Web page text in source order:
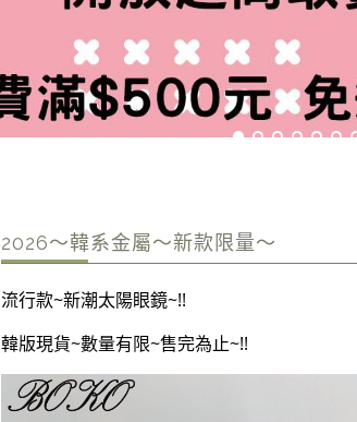
2026～韓系金屬～新款限量～
流行款~新潮太陽眼鏡~!!
韓版現貨~數量有限~售完為止~!!